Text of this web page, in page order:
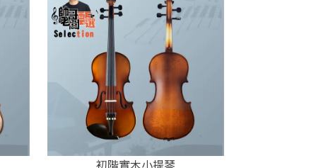
初階實木小提琴